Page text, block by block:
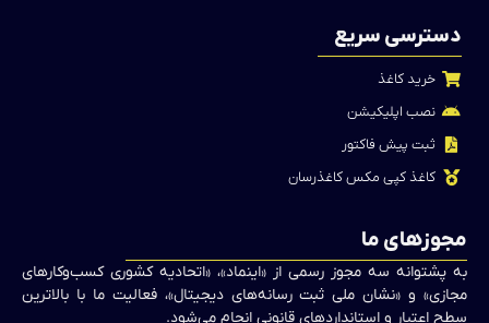
دسترسی سریع
خرید کاغذ
نصب اپلیکیشن
ثبت پیش فاکتور
کاغذ کپی مکس کاغذرسان
مجوزهای ما
به پشتوانه سه مجوز رسمی از «اینماد»، «اتحادیه کشوری کسب‌وکارهای
مجازی» و «نشان ملی ثبت رسانه‌های دیجیتال»، فعالیت ما با بالاترین
سطح اعتبار و استانداردهای قانونی انجام می‌شود.